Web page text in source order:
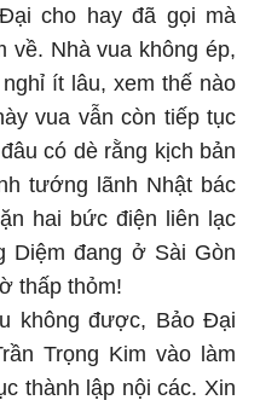
cho hay đã gọi mà
về. Nhà vua không ép,
ít lâu, xem thế nào
vua vẫn còn tiếp tục
có dè rằng kịch bản
tướng lãnh Nhật bác
hai bức điện liên lạc
Diệm đang ở Sài Gòn
thấp thỏm!
không được, Bảo Đại
Trọng Kim vào làm
thành lập nội các. Xin